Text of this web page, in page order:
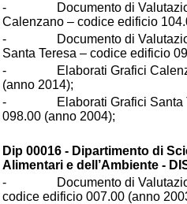
- Documento di
Calenzano – codice edificio
- Documento di
Santa Teresa – codice edificio
- Elaborati Grafici
(anno 2014);
- Elaborati Grafici Santa
098.00 (anno 2004);
Dip 00016 - Dipartimento di
Alimentari e dell’Ambiente -
- Documento di
codice edificio 007.00 (anno